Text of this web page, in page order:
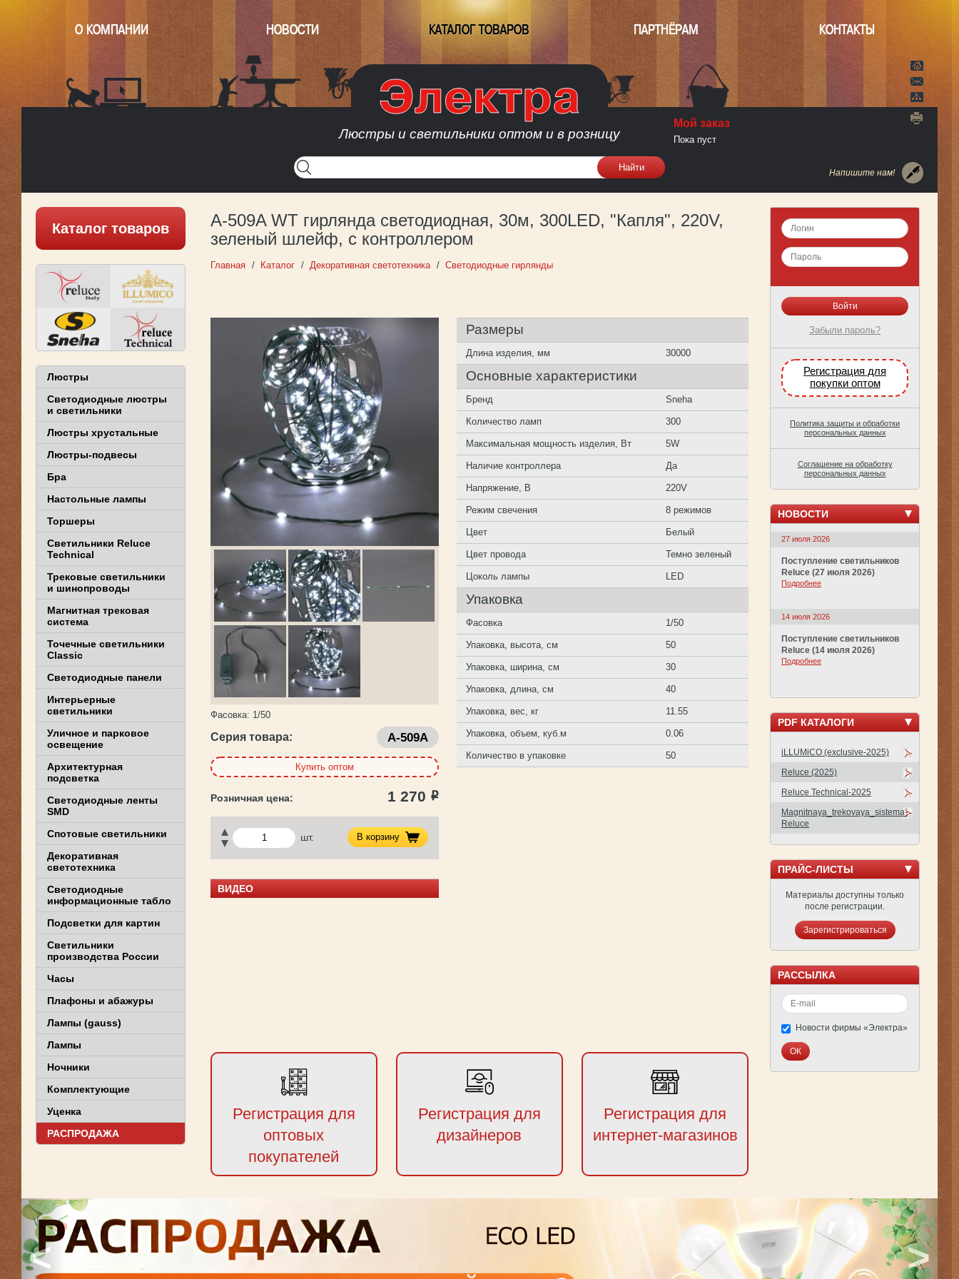
О КОМПАНИИ НОВОСТИ КАТАЛОГ ТОВАРОВ ПАРТНЁРАМ КОНТАКТЫ
Люстры и светильники оптом и в розницу
Написать нам
Карта
Напишите нам!
Мой заказ
Пока пуст
A-509A WT гирлянда светодиодная, 30м, 300LED, "Капля", 220V,
зеленый шлейф, с контроллером
Главная Каталог Декоративная светотехника Светодиодные гирлянды
Фасовка: 1/50
Серия товара: A-509A
Купить оптом
1 270 Р
шт. В корзину
ВИДЕО
Размеры
Длина изделия, мм 30000
Основные характеристики
Бренд Sneha
Количество ламп 300
Максимальная мощность изделия, Вт 5W
Наличие контроллера Да
Напряжение, В 220V
Режим свечения 8 режимов
Цвет Белый
Цвет провода Темно зеленый
Цоколь лампы LED
Упаковка
Фасовка 1/50
Упаковка, высота, см 50
Упаковка, ширина, см 30
Упаковка, длина, см 40
Упаковка, вес, кг 11.55
Упаковка, объем, куб.м 0.06
Количество в упаковке 50
Регистрация для
оптовых
покупателей
Регистрация для
дизайнеров
Регистрация для
интернет-магазинов
Каталог товаров
Люстры
Светодиодные люстры
и светильники
Люстры хрустальные
Люстры-подвесы
Бра
Настольные лампы
Торшеры
Светильники Reluce
Technical
Трековые светильники
и шинопроводы
Магнитная трековая
система
Точечные светильники
Classic
Светодиодные панели
Интерьерные
светильники
Уличное и парковое
освещение
Архитектурная
подсветка
Светодиодные ленты
SMD
Спотовые светильники
Декоративная
светотехника
Светодиодные
информационные табло
Подсветки для картин
Светильники
производства России
Часы
Плафоны и абажуры
Лампы (gauss)
Лампы
Ночники
Комплектующие
Уценка
РАСПРОДАЖА
Забыли пароль?
Регистрация для
покупки оптом
Политика защиты и обработки
персональных данных
Соглашение на обработку
персональных данных
НОВОСТИ
27 июля 2026
Поступление светильников
Reluce (27 июля 2026)
Подробнее
14 июля 2026
Поступление светильников
Reluce (14 июля 2026)
Подробнее
PDF КАТАЛОГИ
iLLUMiCO (exclusive-2025)
Reluce (2025)
Reluce Technical-2025
Magnitnaya_trekovaya_sistema-
Reluce
ПРАЙС-ЛИСТЫ
Материалы доступны только
после регистрации.
Зарегистрироваться
РАССЫЛКА
Новости фирмы «Электра»